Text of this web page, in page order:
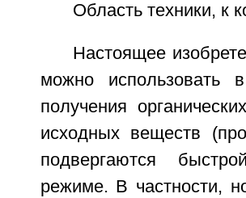
Область техники, к
Настоящее
можно
получения
исходных веществ
подвергаются
режиме. В частности,